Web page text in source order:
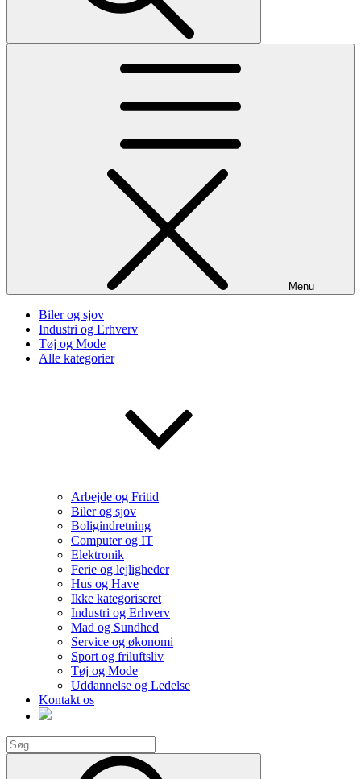
Menu
Biler og sjov
Industri og Erhverv
Tøj og Mode
Alle kategorier
Arbejde og Fritid
Biler og sjov
Boligindretning
Computer og IT
Elektronik
Ferie og lejligheder
Hus og Have
Ikke kategoriseret
Industri og Erhverv
Mad og Sundhed
Service og økonomi
Sport og friluftsliv
Tøj og Mode
Uddannelse og Ledelse
Kontakt os
Search
for: